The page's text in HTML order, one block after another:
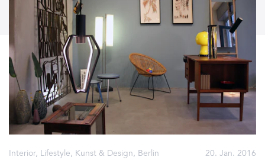
20. Jan. 2016
Interior, Lifestyle, Kunst & Design, Berlin